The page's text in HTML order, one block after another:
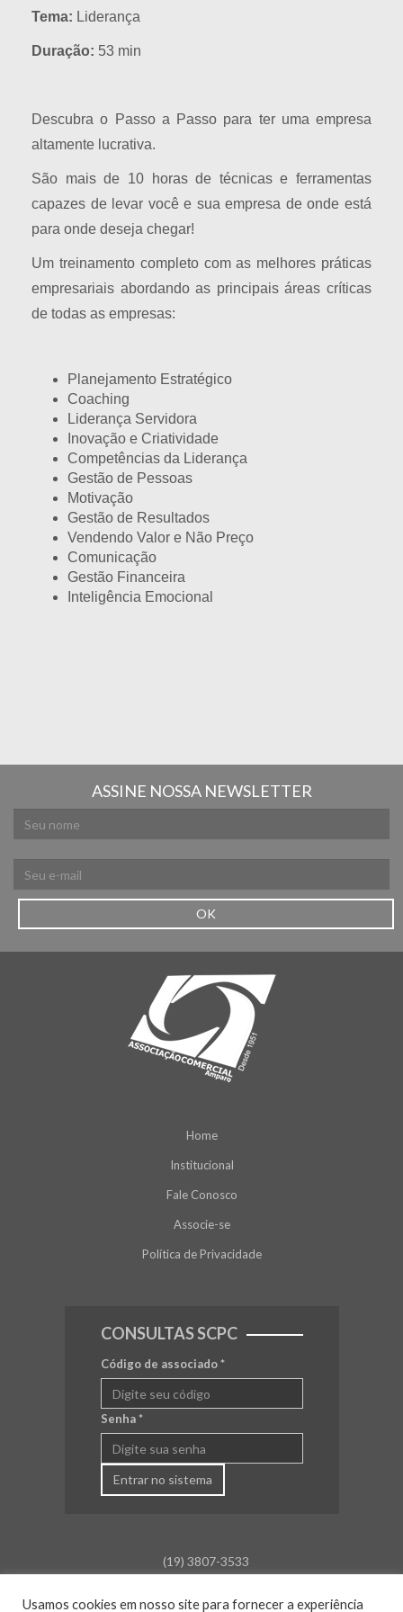
Tema: Liderança
Duração: 53 min
Descubra o Passo a Passo para ter uma empresa
altamente lucrativa.
São mais de 10 horas de técnicas e ferramentas
capazes de levar você e sua empresa de onde está
para onde deseja chegar!
Um treinamento completo com as melhores práticas
empresariais abordando as principais áreas críticas
de todas as empresas:
Planejamento Estratégico
Coaching
Liderança Servidora
Inovação e Criatividade
Competências da Liderança
Gestão de Pessoas
Motivação
Gestão de Resultados
Vendendo Valor e Não Preço
Comunicação
Gestão Financeira
Inteligência Emocional
ASSINE NOSSA NEWSLETTER
OK
Home
Institucional
Fale Conosco
Associe-se
Política de Privacidade
CONSULTAS SCPC
Código de associado*
Senha*
Entrar no sistema
(19) 3807-3533
Usamos cookies em nosso site para fornecer a experiência